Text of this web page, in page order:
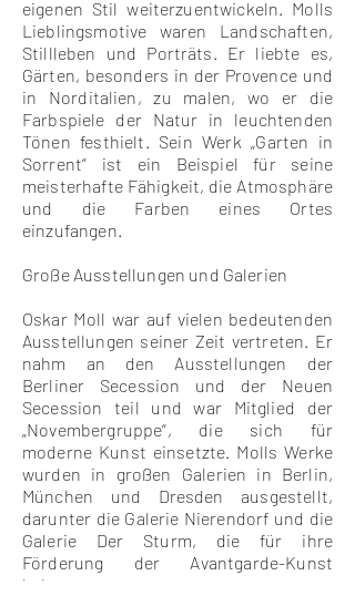
eigenen Stil weiterzuentwickeln. Molls
Lieblingsmotive waren Landschaften,
Stillleben und Porträts. Er liebte es,
Gärten, besonders in der Provence und
in Norditalien, zu malen, wo er die
Farbspiele der Natur in leuchtenden
Tönen festhielt. Sein Werk „Garten in
Sorrent“ ist ein Beispiel für seine
meisterhafte Fähigkeit, die Atmosphäre
und die Farben eines Ortes
einzufangen.
Große Ausstellungen und Galerien
Oskar Moll war auf vielen bedeutenden
Ausstellungen seiner Zeit vertreten. Er
nahm an den Ausstellungen der
Berliner Secession und der Neuen
Secession teil und war Mitglied der
„Novembergruppe“, die sich für
moderne Kunst einsetzte. Molls Werke
wurden in großen Galerien in Berlin,
München und Dresden ausgestellt,
darunter die Galerie Nierendorf und die
Galerie Der Sturm, die für ihre
Förderung der Avantgarde-Kunst
bekannt war.